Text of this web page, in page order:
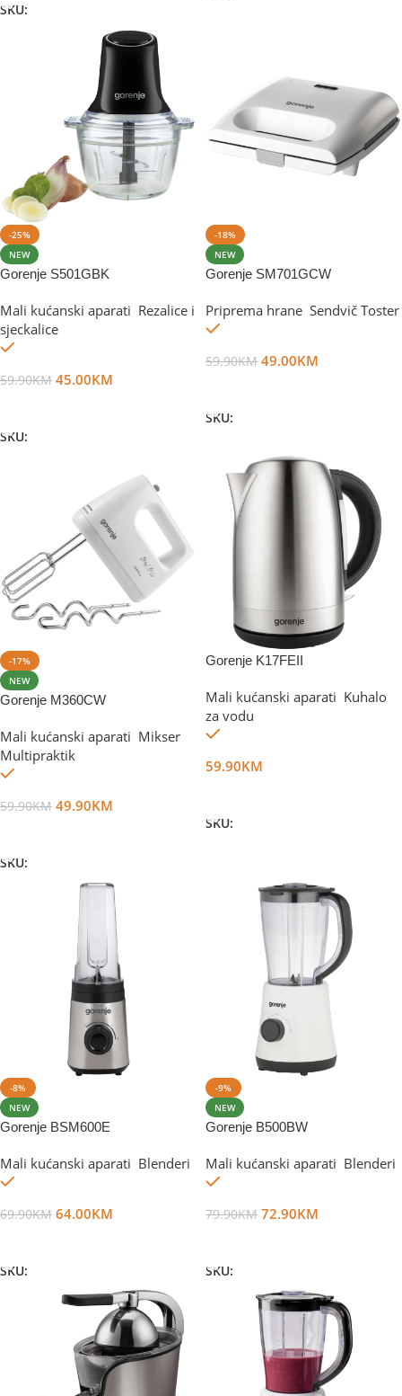
SKU:
-25%
NEW
Gorenje S501GBK
Mali kućanski aparati Rezalice i
sjeckalice
59.90KM 45.00KM
SKU:
-18%
NEW
Gorenje SM701GCW
Priprema hrane Sendvič Toster
59.90KM 49.00KM
SKU:
-17%
NEW
Gorenje M360CW
Mali kućanski aparati Mikser
Multipraktik
59.90KM 49.90KM
SKU:
Gorenje K17FEII
Mali kućanski aparati Kuhalo
za vodu
59.90KM
SKU:
-8%
NEW
Gorenje BSM600E
Mali kućanski aparati Blenderi
69.90KM 64.00KM
SKU:
-9%
NEW
Gorenje B500BW
Mali kućanski aparati Blenderi
79.90KM 72.90KM
SKU: